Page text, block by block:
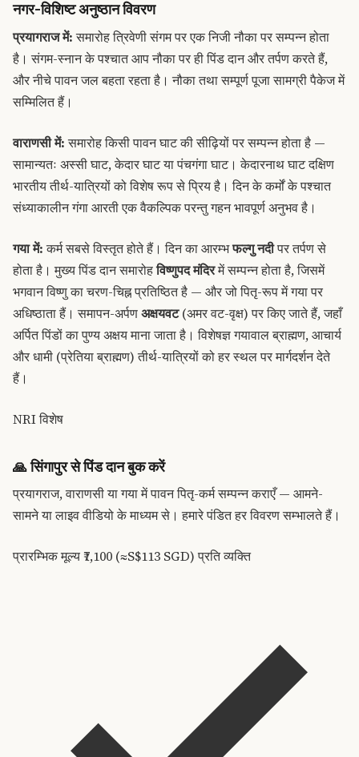
नगर-विशिष्ट अनुष्ठान विवरण
प्रयागराज में:समारोह त्रिवेणी संगम पर एक निजी नौका पर सम्पन्न होता
है। संगम-स्नान के पश्चात आप नौका पर ही पिंड दान और तर्पण करते हैं,
और नीचे पावन जल बहता रहता है। नौका तथा सम्पूर्ण पूजा सामग्री पैकेज में
सम्मिलित हैं।
वाराणसी में:समारोह किसी पावन घाट की सीढ़ियों पर सम्पन्न होता है —
सामान्यतः अस्सी घाट, केदार घाट या पंचगंगा घाट। केदारनाथ घाट दक्षिण
भारतीय तीर्थ-यात्रियों को विशेष रूप से प्रिय है। दिन के कर्मों के पश्चात
संध्याकालीन गंगा आरती एक वैकल्पिक परन्तु गहन भावपूर्ण अनुभव है।
गया में:कर्म सबसे विस्तृत होते हैं। दिन का आरम्भफल्गु नदीपर तर्पण से
होता है। मुख्य पिंड दान समारोहविष्णुपद मंदिरमें सम्पन्न होता है, जिसमें
भगवान विष्णु का चरण-चिह्न प्रतिष्ठित है — और जो पितृ-रूप में गया पर
अधिष्ठाता हैं। समापन-अर्पणअक्षयवट(अमर वट-वृक्ष) पर किए जाते हैं, जहाँ
अर्पित पिंडों का पुण्य अक्षय माना जाता है। विशेषज्ञ गयावाल ब्राह्मण, आचार्य
और धामी (प्रेतिया ब्राह्मण) तीर्थ-यात्रियों को हर स्थल पर मार्गदर्शन देते
हैं।
NRI विशेष
🙏सिंगापुर से पिंड दान बुक करें
प्रयागराज, वाराणसी या गया में पावन पितृ-कर्म सम्पन्न कराएँ — आमने-
सामने या लाइव वीडियो के माध्यम से। हमारे पंडित हर विवरण सम्भालते हैं।
प्रारम्भिक मूल्य ₹7,100 (≈S$113 SGD)प्रति व्यक्ति